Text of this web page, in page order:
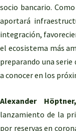
socio bancario.
aportará
integración,
el ecosistema más
preparando una serie
a conocer en los
Alexander
lanzamiento de la
por reservas en